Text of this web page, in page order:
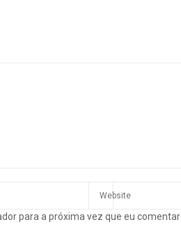
para a próxima vez que eu comentar